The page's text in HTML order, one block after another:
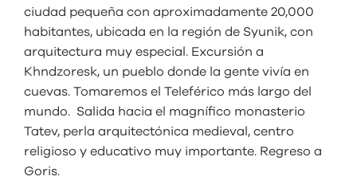
ciudad pequeña con aproximadamente 20,000
habitantes, ubicada en la región de Syunik, con
arquitectura muy especial. Excursión a
Khndzoresk, un pueblo donde la gente vivía en
cuevas. Tomaremos el Teleférico más largo del
mundo. Salida hacia el magnífico monasterio
Tatev, perla arquitectónica medieval, centro
religioso y educativo muy importante. Regreso a
Goris.